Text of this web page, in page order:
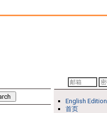
English Edition
首页